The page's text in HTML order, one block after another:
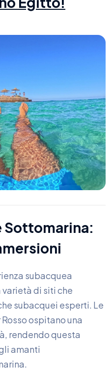
Sottomarina:
subacquea
di siti che
subacquei esperti. Le
ospitano una
rendendo questa
amanti